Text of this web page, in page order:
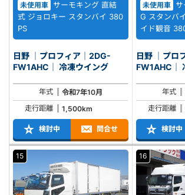
未使用車
サーモキング 直結
式 ジョロキー スタンバイ 380
PS
日野 ｜プロフィア｜2DG-
FW1AHC｜ 冷凍ウイング
年式
令和7年10月
走行距離
1,500km
検討中 問合せ
未使用車
G スタンバ
イド観音
日野 ｜プロ
年式
走行距離
検討中
15 16